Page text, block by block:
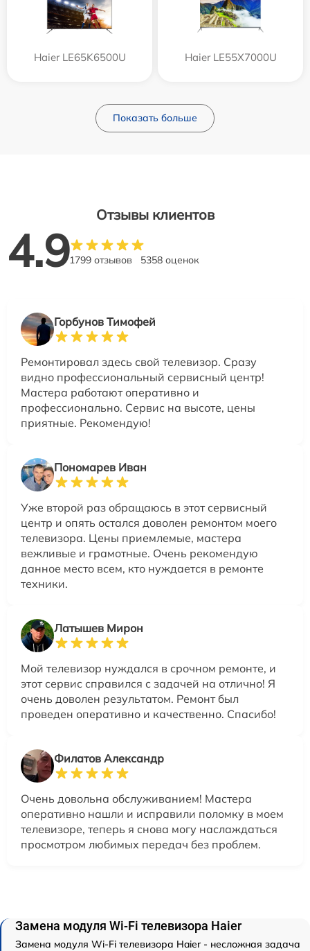
Haier LE65K6500U Haier LE55X7000U
Показать больше
Отзывы клиентов
4.91799 отзывов 5358 оценок
Горбунов Тимофей
Ремонтировал здесь свой телевизор. Сразу
видно профессиональный сервисный центр!
Мастера работают оперативно и
профессионально. Сервис на высоте, цены
приятные. Рекомендую!
Пономарев Иван
Уже второй раз обращаюсь в этот сервисный
центр и опять остался доволен ремонтом моего
телевизора. Цены приемлемые, мастера
вежливые и грамотные. Очень рекомендую
данное место всем, кто нуждается в ремонте
техники.
Латышев Мирон
Мой телевизор нуждался в срочном ремонте, и
этот сервис справился с задачей на отлично! Я
очень доволен результатом. Ремонт был
проведен оперативно и качественно. Спасибо!
Филатов Александр
Очень довольна обслуживанием! Мастера
оперативно нашли и исправили поломку в моем
телевизоре, теперь я снова могу наслаждаться
просмотром любимых передач без проблем.
Замена модуля Wi-Fi телевизора Haier
Замена модуля Wi-Fi телевизора Haier - несложная задача